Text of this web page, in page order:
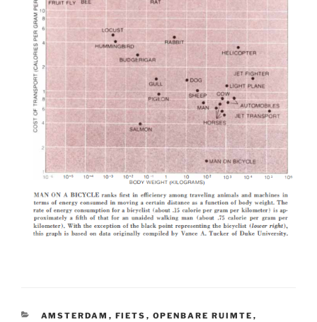
CATEGORIEËN
AMSTERDAM , FIETS , OPENBARE RUIMTE ,